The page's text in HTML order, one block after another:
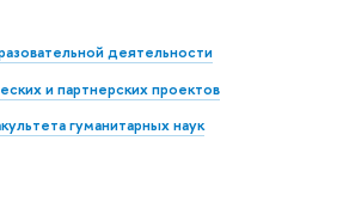
деятельности
и партнерских проектов
гуманитарных наук